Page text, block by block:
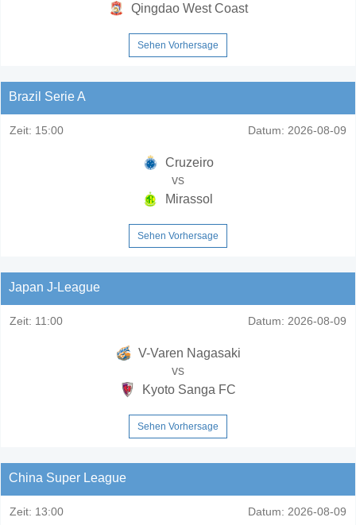
Qingdao West Coast
Sehen Vorhersage
Brazil Serie A
Zeit: 15:00 Datum: 2026-08-09
Cruzeiro
vs
Mirassol
Sehen Vorhersage
Japan J-League
Zeit: 11:00 Datum: 2026-08-09
V-Varen Nagasaki
vs
Kyoto Sanga FC
Sehen Vorhersage
China Super League
Zeit: 13:00 Datum: 2026-08-09